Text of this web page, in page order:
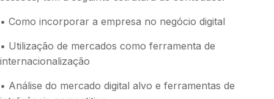
• Como incorporar a empresa no negócio digital
• Utilização de mercados como ferramenta de
internacionalização
• Análise do mercado digital alvo e ferramentas de